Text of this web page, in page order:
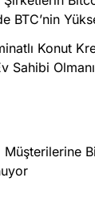
BTC’nin
Konut
Sahibi